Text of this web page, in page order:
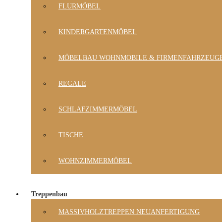
FLURMÖBEL
KINDERGARTENMÖBEL
MÖBELBAU WOHNMOBILE &
REGALE
SCHLAFZIMMERMÖBEL
TISCHE
WOHNZIMMERMÖBEL
Treppenbau
MASSIVHOLZTREPPEN NEUANFERTIGUNG